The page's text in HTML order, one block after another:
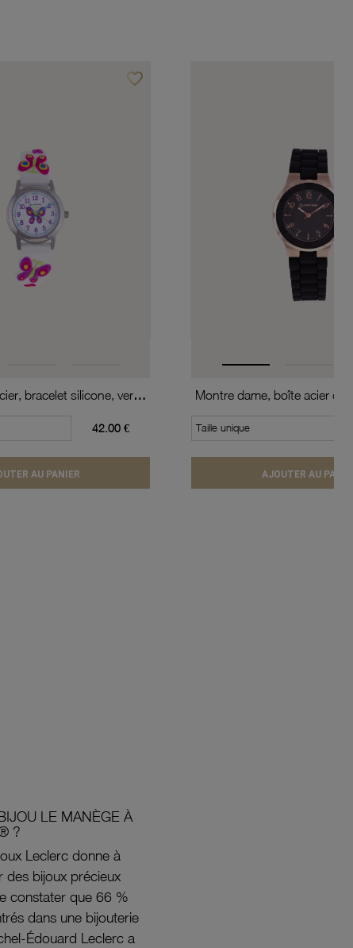
favorite_borderAjouter à vos favoris
Montre, boîte acier, bracelet silicone, verre minéral, kids
42.00 €
AU PANIER
Taille unique
AJOUTER AU
LE MANÈGE À
?
Leclerc donne à
des bijoux précieux
constater que 66 %
dans une bijouterie
Édouard Leclerc a